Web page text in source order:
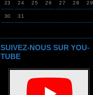
23 24 25 26 27 28 29
30 31
SUIVEZ-NOUS SUR YOU-
TUBE